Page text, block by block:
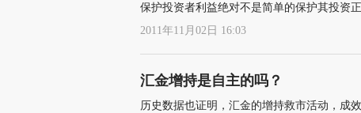
保护投资者利益绝对不是简单的保护其投资
2011年11月02日 16:03
汇金增持是自主的吗？
历史数据也证明，汇金的增持救市活动，成